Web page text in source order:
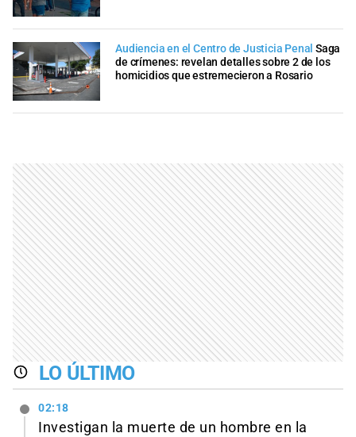
Audiencia en el Centro de Justicia Penal Saga
de crímenes: revelan detalles sobre 2 de los
homicidios que estremecieron a Rosario
LO ÚLTIMO
02:18
Investigan la muerte de un hombre en la